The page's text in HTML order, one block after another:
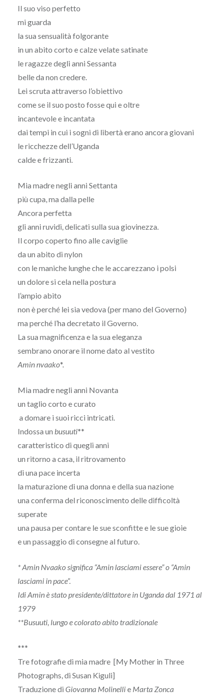
Il suo viso perfetto
mi guarda
la sua sensualità folgorante
in un abito corto e calze velate satinate
le ragazze degli anni Sessanta
belle da non credere.
Lei scruta attraverso l’obiettivo
come se il suo posto fosse qui e oltre
incantevole e incantata
dai tempi in cui i sogni di libertà erano ancora giovani
le ricchezze dell’Uganda
calde e frizzanti.
Mia madre negli anni Settanta
più cupa, ma dalla pelle
Ancora perfetta
gli anni ruvidi, delicati sulla sua giovinezza.
Il corpo coperto fino alle caviglie
da un abito di nylon
con le maniche lunghe che le accarezzano i polsi
un dolore si cela nella postura
l’ampio abito
non è perché lei sia vedova (per mano del Governo)
ma perché l’ha decretato il Governo.
La sua magnificenza e la sua eleganza
sembrano onorare il nome dato al vestito
Amin nvaako*.
Mia madre negli anni Novanta
un taglio corto e curato
a domare i suoi ricci intricati.
Indossa un busuuti**
caratteristico di quegli anni
un ritorno a casa, il ritrovamento
di una pace incerta
la maturazione di una donna e della sua nazione
una conferma del riconoscimento delle difficoltà
superate
una pausa per contare le sue sconfitte e le sue gioie
e un passaggio di consegne al futuro.
* Amin Nvaako significa “Amin lasciami essere” o “Amin
lasciami in pace”.
Idi Amin è stato presidente/dittatore in Uganda dal 1971 al
1979
**Busuuti, lungo e colorato abito tradizionale
***
Tre fotografie di mia madre [My Mother in Three
Photographs, di Susan Kiguli]
Traduzione di Giovanna MolinellieMarta Zonca